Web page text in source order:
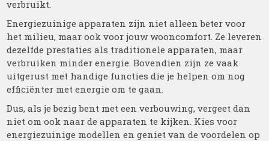
verbruikt.
Energiezuinige apparaten zijn niet alleen beter voor
het milieu, maar ook voor jouw wooncomfort. Ze leveren
dezelfde prestaties als traditionele apparaten, maar
verbruiken minder energie. Bovendien zijn ze vaak
uitgerust met handige functies die je helpen om nog
efficiënter met energie om te gaan.
Dus, als je bezig bent met een verbouwing, vergeet dan
niet om ook naar de apparaten te kijken. Kies voor
energiezuinige modellen en geniet van de voordelen op